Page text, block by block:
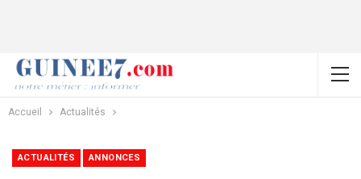
Accueil Actualités
ACTUALITÉS ANNONCES